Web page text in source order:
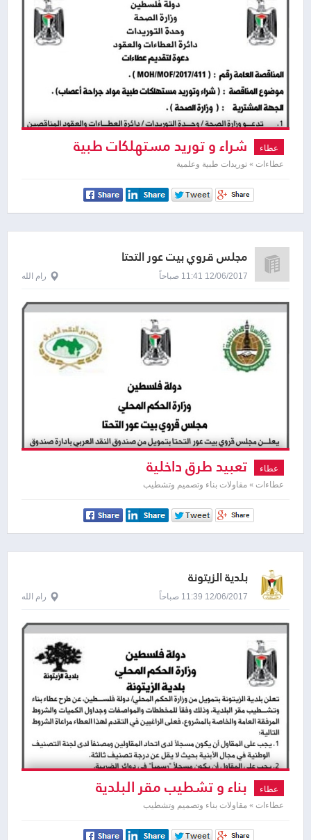
عطاء شراء و توريد مستهلكات طبية
عطاءات » توريدات طبية وعلمية
مجلس قروي بيت عور التحتا
12/06/2017 11:41 صباحاً رام الله
عطاء تعبيد طرق داخلية
عطاءات » مقاولات بناء وتصميم وتشطيب
بلدية الزيتونة
12/06/2017 11:39 صباحاً رام الله
عطاء بناء و تشطيب مقر البلدية
عطاءات » مقاولات بناء وتصميم وتشطيب